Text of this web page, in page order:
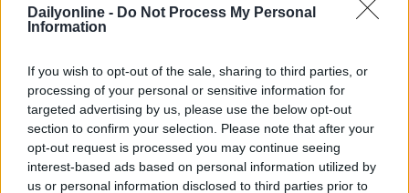
Dailyonline - Do Not Process My Personal
Information
If you wish to opt-out of the sale, sharing to third parties, or
processing of your personal or sensitive information for
targeted advertising by us, please use the below opt-out
section to confirm your selection. Please note that after your
opt-out request is processed you may continue seeing
interest-based ads based on personal information utilized by
us or personal information disclosed to third parties prior to
Proprio come detto,Motori è il faro di questa nuova
paginadella storia di Subito - grazie ai 4,6 milioni di
sviluppate funzionalità, le oltre 20 chiavi di ricerca e le
descrizioni di prodotto molto più accurate - e così è
anche per l’advertising.La campagna di lancio del
portale rinnovato è legata infatti a questo
verticale. “Abbiamo progettato il motore più potente
di sempre” recita il claim, che si riferisce però al motore